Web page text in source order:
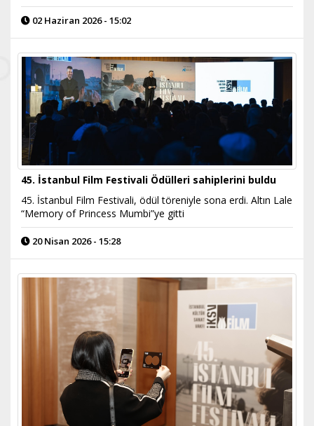
02 Haziran 2026 - 15:02
45. İstanbul Film Festivali Ödülleri sahiplerini buldu
45. İstanbul Film Festivali, ödül töreniyle sona erdi. Altın Lale
“Memory of Princess Mumbi”ye gitti
20 Nisan 2026 - 15:28